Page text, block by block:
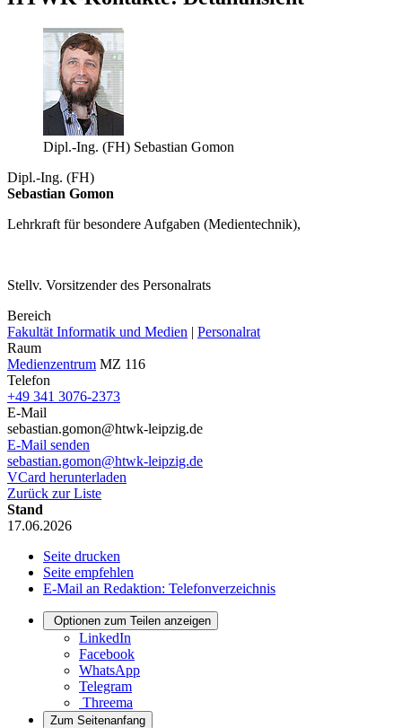
Dipl.-Ing. (FH) Sebastian Gomon
Dipl.-Ing. (FH)
Sebastian Gomon
Lehrkraft für besondere Aufgaben (Medientechnik),
Stellv. Vorsitzender des Personalrats
Bereich
Fakultät Informatik und Medien | Personalrat
Raum
Medienzentrum MZ 116
Telefon
+49 341 3076-2373
E-Mail
sebastian.gomon@htwk-leipzig.de
E-Mail senden
sebastian.gomon@htwk-leipzig.de
VCard herunterladen
Zurück zur Liste
Stand
17.06.2026
Seite drucken
Seite empfehlen
E-Mail an Redaktion: Telefonverzeichnis
Optionen zum Teilen anzeigen
LinkedIn
Facebook
WhatsApp
Telegram
Threema
Zum Seitenanfang